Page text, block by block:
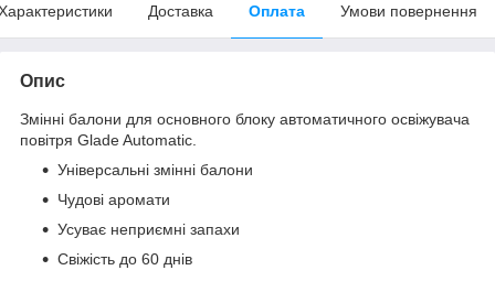
Доставка Оплата Умови повернення
Опис
Змінні балони для основного блоку автоматичного освіжувача
повітря Glade Automatic.
Універсальні змінні балони
Чудові аромати
Усуває неприємні запахи
Свіжість до 60 днів